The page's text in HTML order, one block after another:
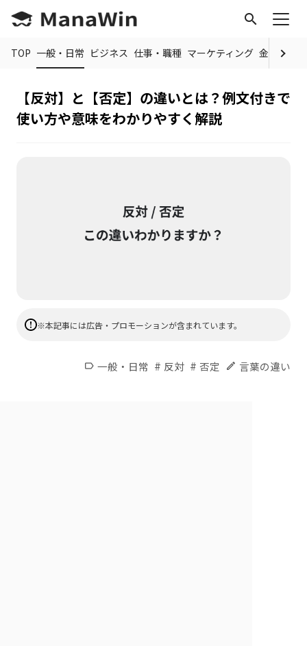
search
TOP 一般・日常 ビジネス 仕事・職種 マーケティング 金融 制度
【反対】と【否定】の違いとは？例文付きで
使い方や意味をわかりやすく解説
※本記事には広告・プロモーションが含まれています。
label 一般・日常 # 反対 # 否定 edit 言葉の違い